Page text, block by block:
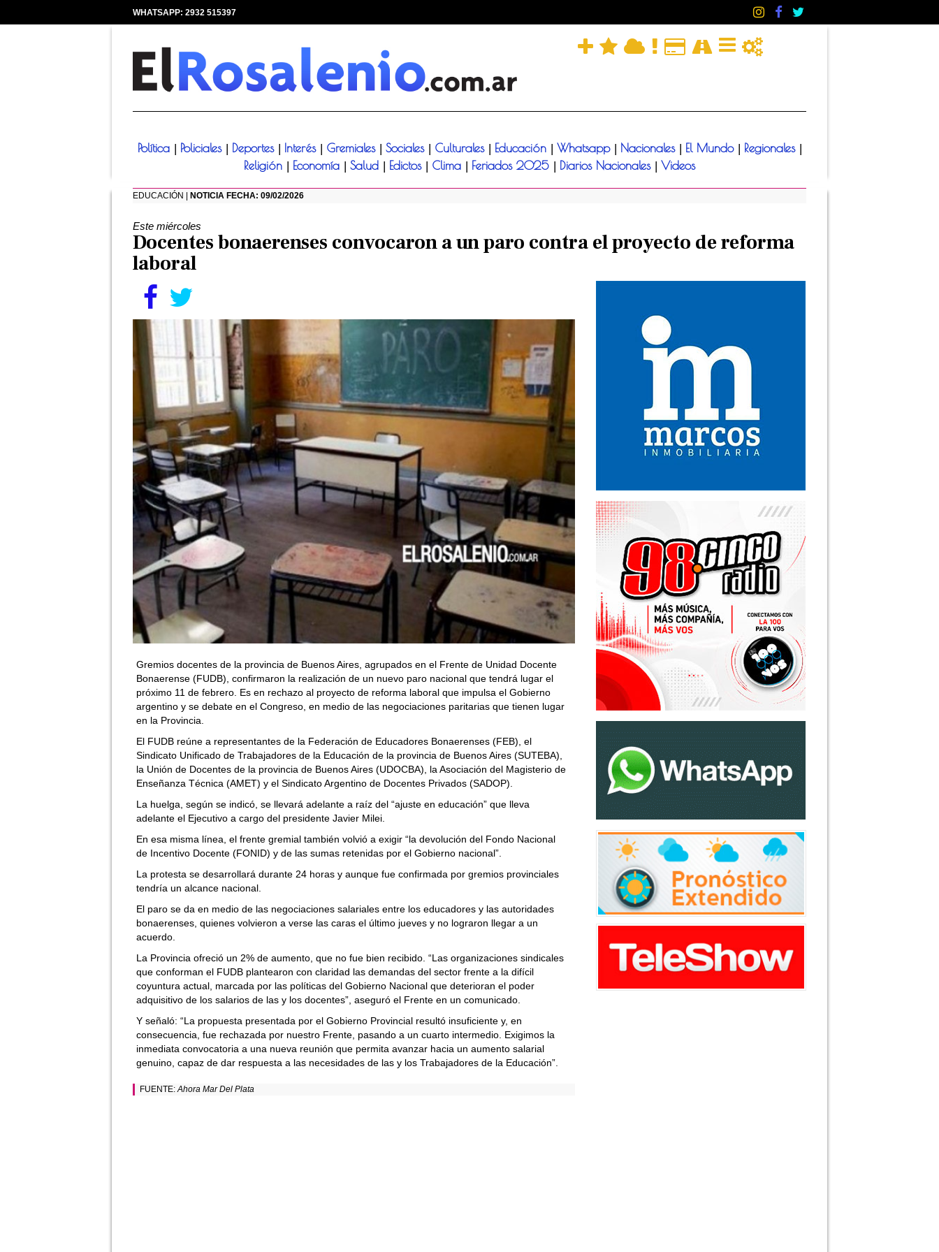
WHATSAPP: 2932 515397
Política
Policiales Deportes Interés Gremiales Sociales Culturales Educación Whatsapp Nacionales El Mundo Regionales
Religión Economía Salud Edictos Clima Feriados 2025 Diarios Nacionales Videos
EDUCACIÓN | NOTICIA FECHA: 09/02/2026
Este miércoles
Docentes bonaerenses convocaron a un paro contra el proyecto de reforma
laboral
Gremios docentes de la provincia de Buenos Aires, agrupados en el Frente de Unidad Docente
Bonaerense (FUDB), confirmaron la realización de un nuevo paro nacional que tendrá lugar el
próximo 11 de febrero. Es en rechazo al proyecto de reforma laboral que impulsa el Gobierno
argentino y se debate en el Congreso, en medio de las negociaciones paritarias que tienen lugar
en la Provincia.
El FUDB reúne a representantes de la Federación de Educadores Bonaerenses (FEB), el
Sindicato Unificado de Trabajadores de la Educación de la provincia de Buenos Aires (SUTEBA),
la Unión de Docentes de la provincia de Buenos Aires (UDOCBA), la Asociación del Magisterio de
Enseñanza Técnica (AMET) y el Sindicato Argentino de Docentes Privados (SADOP).
La huelga, según se indicó, se llevará adelante a raíz del “ajuste en educación” que lleva
adelante el Ejecutivo a cargo del presidente Javier Milei.
En esa misma línea, el frente gremial también volvió a exigir “la devolución del Fondo Nacional
de Incentivo Docente (FONID) y de las sumas retenidas por el Gobierno nacional”.
La protesta se desarrollará durante 24 horas y aunque fue confirmada por gremios provinciales
tendría un alcance nacional.
El paro se da en medio de las negociaciones salariales entre los educadores y las autoridades
bonaerenses, quienes volvieron a verse las caras el último jueves y no lograron llegar a un
acuerdo.
La Provincia ofreció un 2% de aumento, que no fue bien recibido. “Las organizaciones sindicales
que conforman el FUDB plantearon con claridad las demandas del sector frente a la difícil
coyuntura actual, marcada por las políticas del Gobierno Nacional que deterioran el poder
adquisitivo de los salarios de las y los docentes”, aseguró el Frente en un comunicado.
Y señaló: “La propuesta presentada por el Gobierno Provincial resultó insuficiente y, en
consecuencia, fue rechazada por nuestro Frente, pasando a un cuarto intermedio. Exigimos la
inmediata convocatoria a una nueva reunión que permita avanzar hacia un aumento salarial
genuino, capaz de dar respuesta a las necesidades de las y los Trabajadores de la Educación”.
FUENTE:Ahora Mar Del Plata